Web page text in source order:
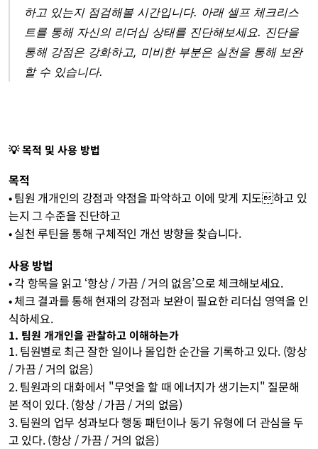
하고 있는지 점검해볼 시간입니다. 아래 셀프 체크리스
트를 통해 자신의 리더십 상태를 진단해보세요. 진단을
통해 강점은 강화하고, 미비한 부분은 실천을 통해 보완
할 수 있습니다.
💡 목적 및 사용 방법
목적
• 팀원 개개인의 강점과 약점을 파악하고 이에 맞게 지도하고 있
는지 그 수준을 진단하고
• 실천 루틴을 통해 구체적인 개선 방향을 찾습니다.
사용 방법
• 각 항목을 읽고 ‘항상 / 가끔 / 거의 없음’으로 체크해보세요.
• 체크 결과를 통해 현재의 강점과 보완이 필요한 리더십 영역을 인
식하세요.
1. 팀원 개개인을 관찰하고 이해하는가
1. 팀원별로 최근 잘한 일이나 몰입한 순간을 기록하고 있다. (항상
/ 가끔 / 거의 없음)
2. 팀원과의 대화에서 "무엇을 할 때 에너지가 생기는지" 질문해
본 적이 있다. (항상 / 가끔 / 거의 없음)
3. 팀원의 업무 성과보다 행동 패턴이나 동기 유형에 더 관심을 두
고 있다. (항상 / 가끔 / 거의 없음)